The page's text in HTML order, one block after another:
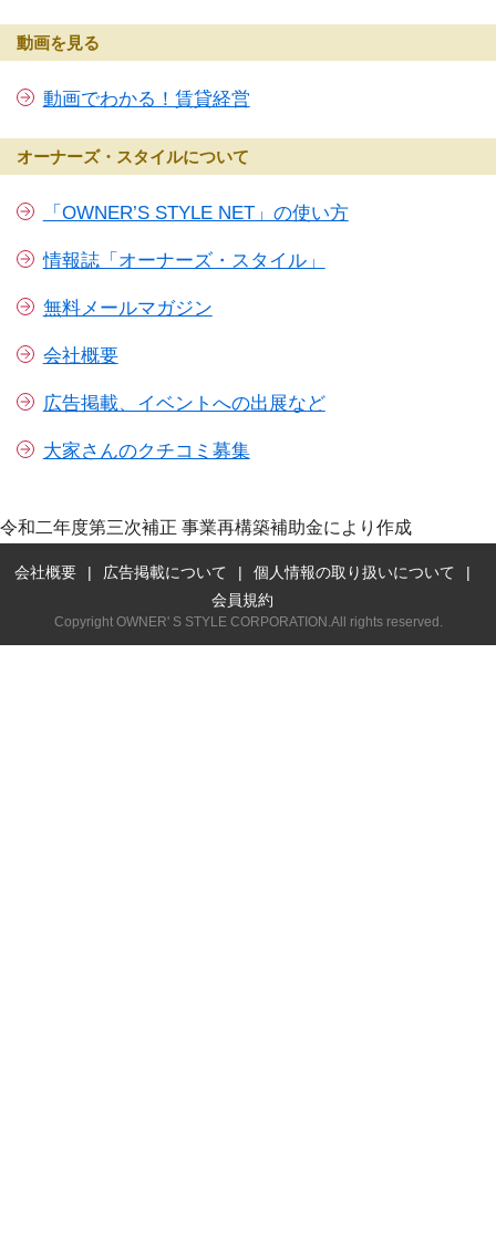
動画を見る
動画でわかる！賃貸経営
オーナーズ・スタイルについて
「OWNER’S STYLE NET」の使い方
情報誌「オーナーズ・スタイル」
無料メールマガジン
会社概要
広告掲載、イベントへの出展など
大家さんのクチコミ募集
令和二年度第三次補正 事業再構築補助金により作成
会社概要 広告掲載について
個人情報の取り扱いについて
会員規約
Copyright OWNER' S STYLE CORPORATION.All rights reserved.